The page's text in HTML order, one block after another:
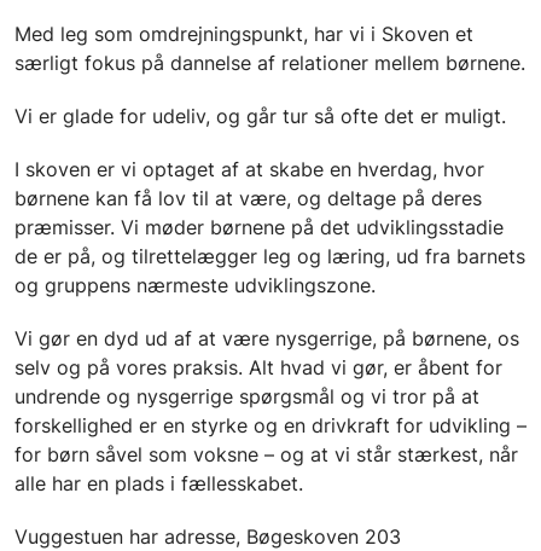
Med leg som omdrejningspunkt, har vi i Skoven et
særligt fokus på dannelse af relationer mellem børnene.
Vi er glade for udeliv, og går tur så ofte det er muligt.
I skoven er vi optaget af at skabe en hverdag, hvor
børnene kan få lov til at være, og deltage på deres
præmisser. Vi møder børnene på det udviklingsstadie
de er på, og tilrettelægger leg og læring, ud fra barnets
og gruppens nærmeste udviklingszone.
Vi gør en dyd ud af at være nysgerrige, på børnene, os
selv og på vores praksis. Alt hvad vi gør, er åbent for
undrende og nysgerrige spørgsmål og vi tror på at
forskellighed er en styrke og en drivkraft for udvikling –
for børn såvel som voksne – og at vi står stærkest, når
alle har en plads i fællesskabet.
Vuggestuen har adresse, Bøgeskoven 203